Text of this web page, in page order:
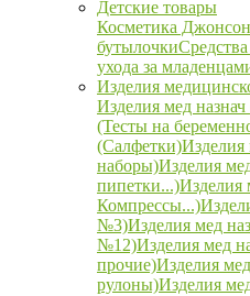
Детские товары
Косметика Джонсон
бутылочки
ухода за
Изделия
Изделия мед
(Тесты на
(Салфетки)Изделия
наборы)Изделия
пипетки...)Изделия
Компрессы...)
№3)Изделия мед
№12)Изделия мед
прочие)Изделия
рулоны)Изделия